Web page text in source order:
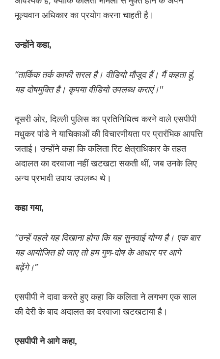
मूल्यवान अधिकार का प्रयोग करना चाहती है।
उन्होंने कहा,
“तार्किक तर्क काफी सरल है। वीडियो मौजूद हैं। मैं कहता हूं,
यह दोषमुक्ति है। कृपया वीडियो उपलब्ध कराएं।''
दूसरी ओर, दिल्ली पुलिस का प्रतिनिधित्व करने वाले एसपीपी
मधुकर पांडे ने याचिकाओं की विचारणीयता पर प्रारंभिक आपत्ति
जताई। उन्होंने कहा कि कलिता रिट क्षेत्राधिकार के तहत
अदालत का दरवाजा नहीं खटखटा सकती थीं, जब उनके लिए
अन्य प्रभावी उपाय उपलब्ध थे।
कहा गया,
“उन्हें पहले यह दिखाना होगा कि यह सुनवाई योग्य है। एक बार
यह आयोजित हो जाए तो हम गुण-दोष के आधार पर आगे
बढ़ेंगे।”
एसपीपी ने दावा करते हुए कहा कि कलिता ने लगभग एक साल
की देरी के बाद अदालत का दरवाजा खटखटाया है।
एसपीपी ने आगे कहा,